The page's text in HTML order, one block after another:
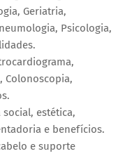
Geriatria,
Psicologia,
Colonoscopia,
estética,
e benefícios.
e suporte